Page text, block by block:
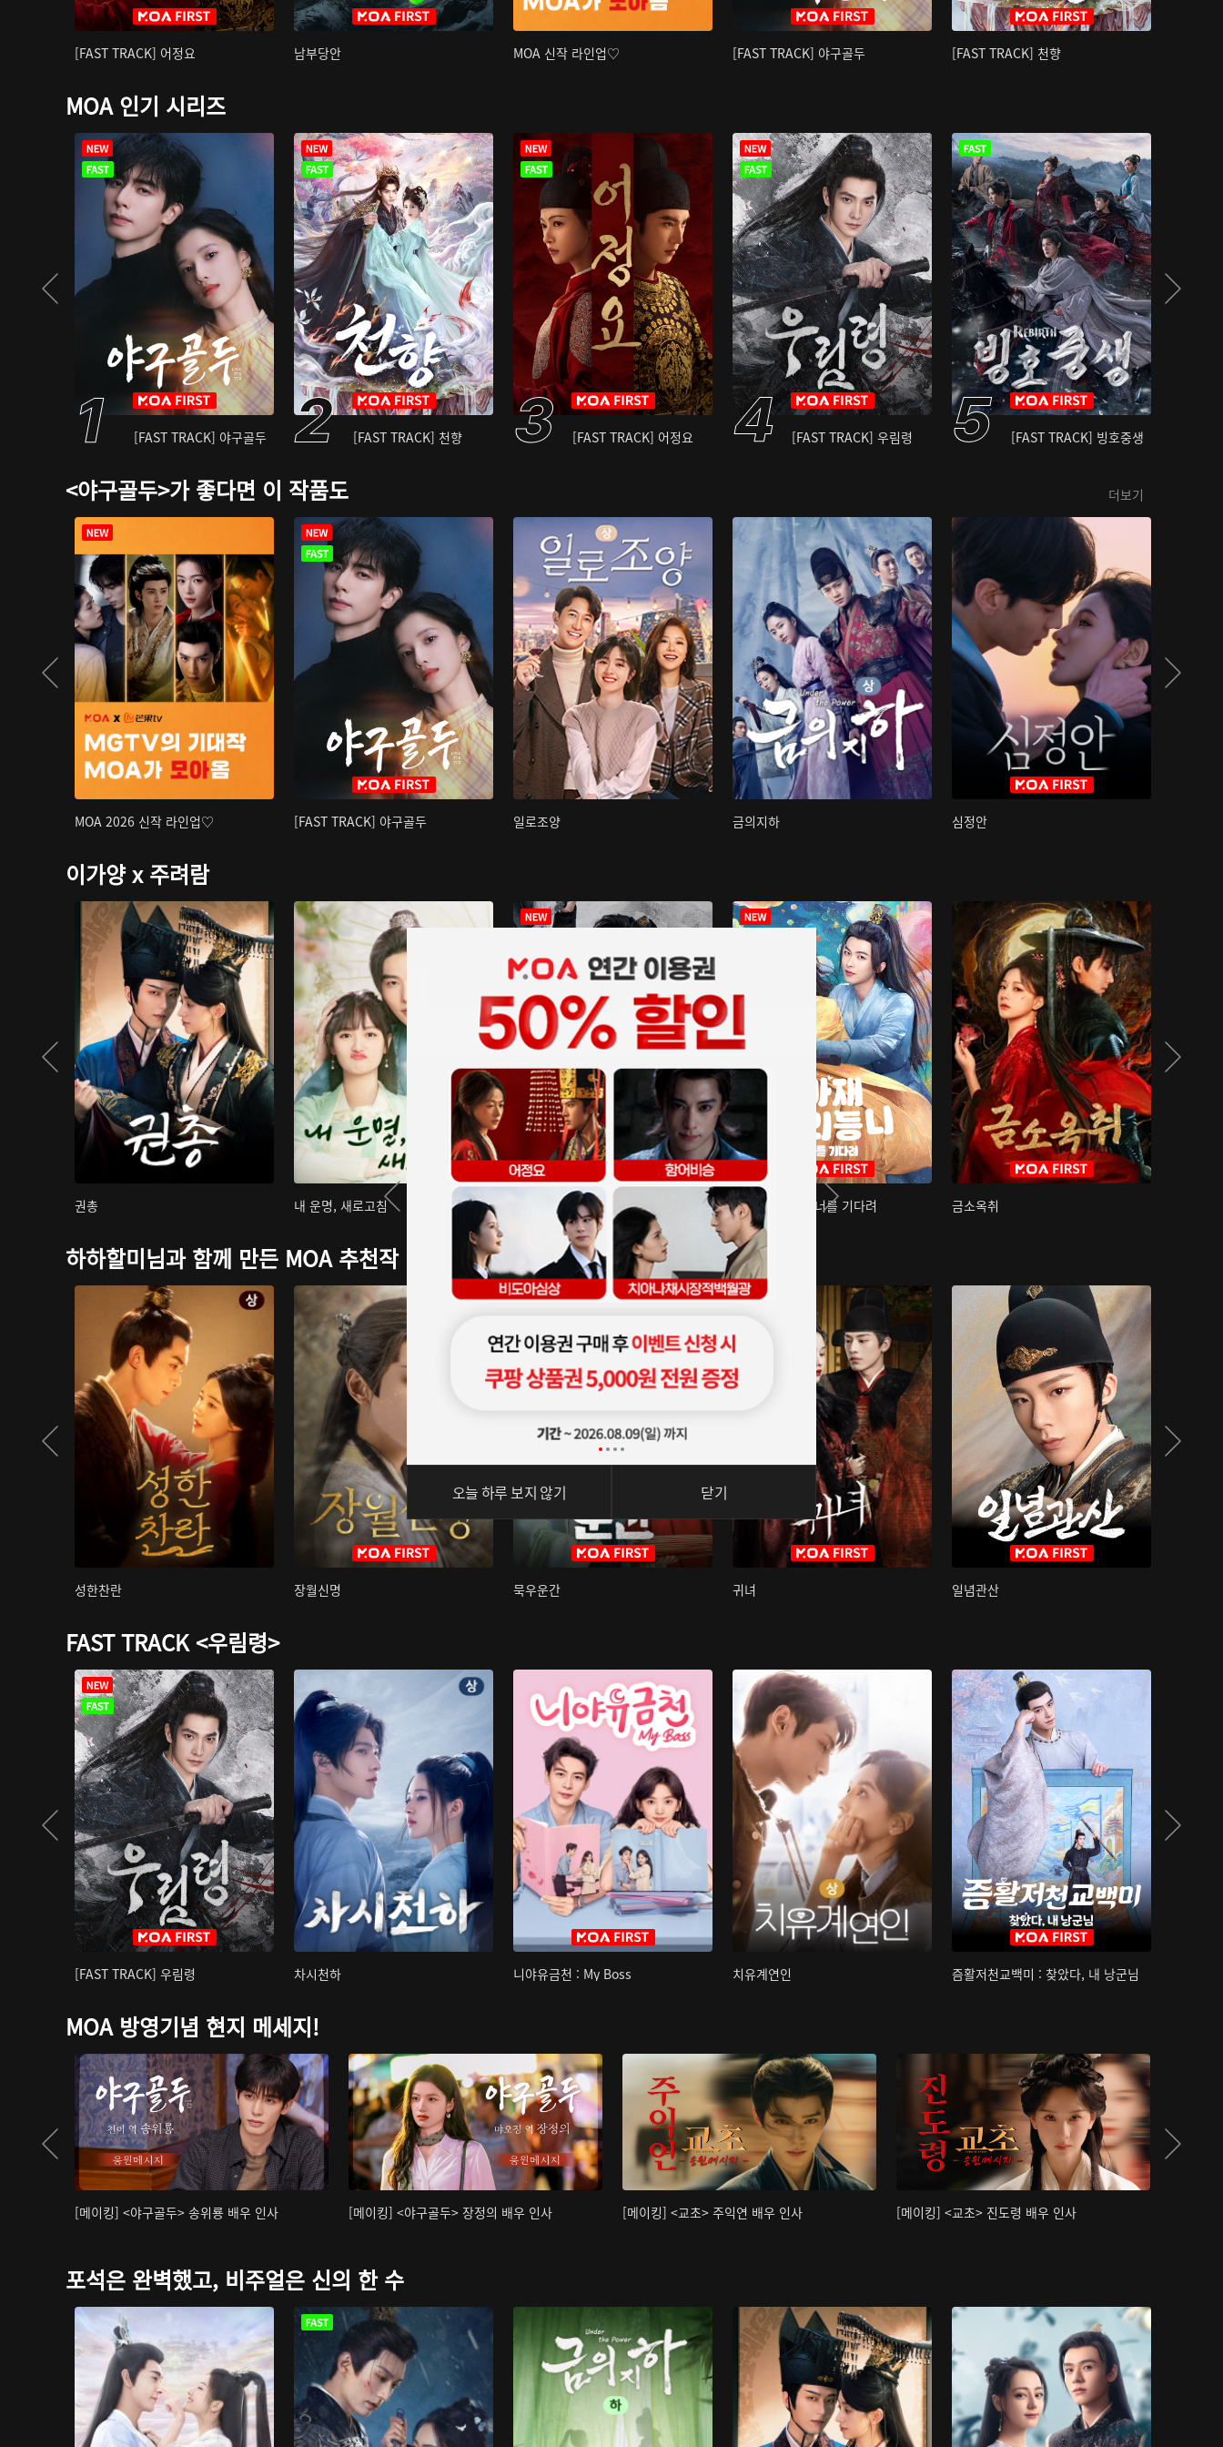
[FAST TRACK] 어정요 남부당안 MOA 신작 라인업♡ [FAST TRACK] 야구골두 [FAST TRACK] 천향
MOA 인기 시리즈
[FAST TRACK] 야구골두 [FAST TRACK] 천향 [FAST TRACK] 어정요 [FAST TRACK] 우림령 [FAST TRACK] 빙호중생
<야구골두>가 좋다면 이 작품도 더보기
MOA 2026 신작 라인업♡ [FAST TRACK] 야구골두 일로조양 금의지하 심정안
이가양 x 주려람
권총 내 운명, 새로고침 아재저리등니 : 너를 기다려 금소옥취
하하할미님과 함께 만든 MOA 추천작
성한찬란 장월신명 묵우운간 귀녀 일념관산
FAST TRACK <우림령>
[FAST TRACK] 우림령 차시천하 니야유금천 : My Boss 치유계연인 즘활저천교백미 : 찾았다, 내 낭군님
MOA 방영기념 현지 메세지!
[메이킹] <야구골두> 송위룡 배우 인사 [메이킹] <야구골두> 장정의 배우 인사 [메이킹] <교초> 주익연 배우 인사 [메이킹] <교초> 진도령 배우 인사
포석은 완벽했고, 비주얼은 신의 한 수
오늘 하루 보지 않기 닫기